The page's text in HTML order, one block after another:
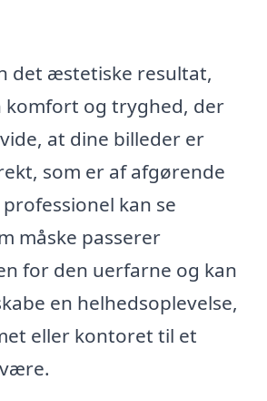
det æstetiske resultat,
komfort og tryghed, der
at dine billeder er
som er af afgørende
kan se
måske passerer
for den uerfarne og kan
en helhedsoplevelse,
eller kontoret til et